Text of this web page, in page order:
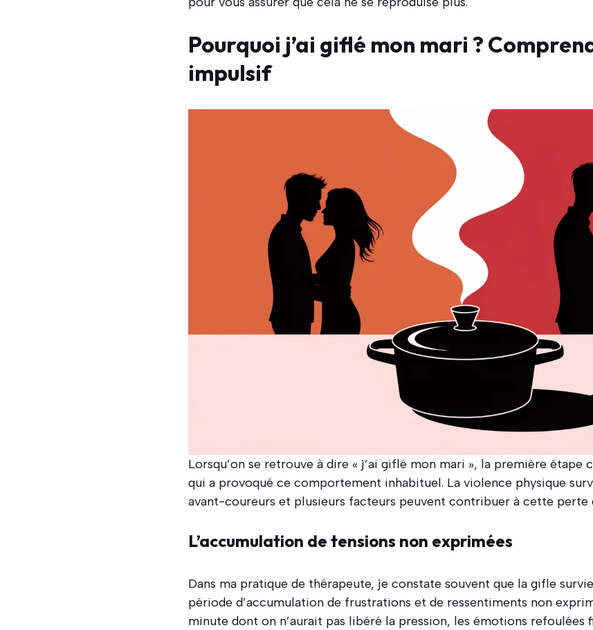
Pourquoi j’ai giflé mon mari ?
impulsif
Lorsqu’on se retrouve à dire « j’ai giflé mon mari », la première étape
qui a provoqué ce comportement inhabituel. La violence physique
avant-coureurs et plusieurs facteurs peuvent contribuer à cette perte
L’accumulation de tensions non exprimées
Dans ma pratique de thérapeute, je constate souvent que la gifle
période d’accumulation de frustrations et de ressentiments non
minute dont on n’aurait pas libéré la pression, les émotions refoulées